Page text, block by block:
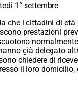
1° settembre
che i cittadini di età
prestazioni
già delegato
chiedere di
il loro domicilio,